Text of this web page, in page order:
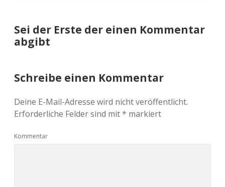
Sei der Erste der einen Kommentar
abgibt
Schreibe einen Kommentar
Deine E-Mail-Adresse wird nicht veröffentlicht.
Erforderliche Felder sind mit* markiert
Kommentar